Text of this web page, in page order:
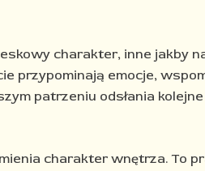
charakter, inne jakby
przypominają emocje,
patrzeniu odsłania
charakter wnętrza. To